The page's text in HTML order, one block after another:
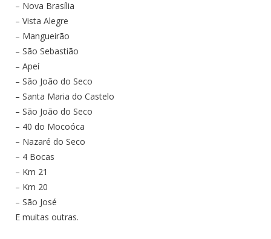
– Nova Brasília
– Vista Alegre
– Mangueirão
– São Sebastião
– Apeí
– São João do Seco
– Santa Maria do Castelo
– São João do Seco
– 40 do Mocoóca
– Nazaré do Seco
– 4 Bocas
– Km 21
– Km 20
– São José
E muitas outras.